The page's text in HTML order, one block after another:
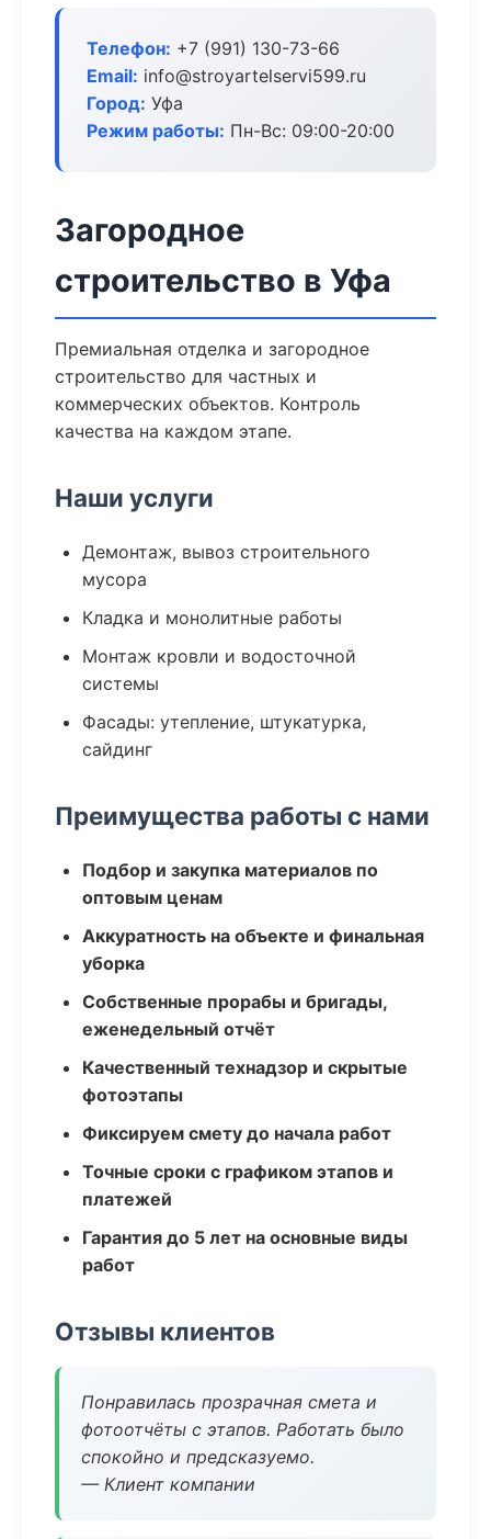
Телефон: +7 (991) 130-73-66
Email: info@stroyartelservi599.ru
Город: Уфа
Режим работы: Пн-Вс: 09:00-20:00
Загородное
строительство в Уфа
Премиальная отделка и загородное
строительство для частных и
коммерческих объектов. Контроль
качества на каждом этапе.
Наши услуги
Демонтаж, вывоз строительного
мусора
Кладка и монолитные работы
Монтаж кровли и водосточной
системы
Фасады: утепление, штукатурка,
сайдинг
Преимущества работы с нами
Подбор и закупка материалов по
оптовым ценам
Аккуратность на объекте и финальная
уборка
Собственные прорабы и бригады,
еженедельный отчёт
Качественный технадзор и скрытые
фотоэтапы
Фиксируем смету до начала работ
Точные сроки с графиком этапов и
платежей
Гарантия до 5 лет на основные виды
работ
Отзывы клиентов
Понравилась прозрачная смета и
фотоотчёты с этапов. Работать было
спокойно и предсказуемо.
— Клиент компании